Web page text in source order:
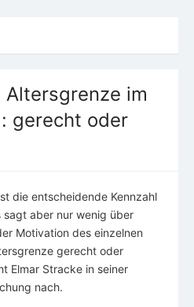
Altersgrenze im
gerecht oder
die entscheidende Kennzahl
sagt aber nur wenig über
Motivation des einzelnen
gerecht oder
Elmar Stracke in seiner
nach.